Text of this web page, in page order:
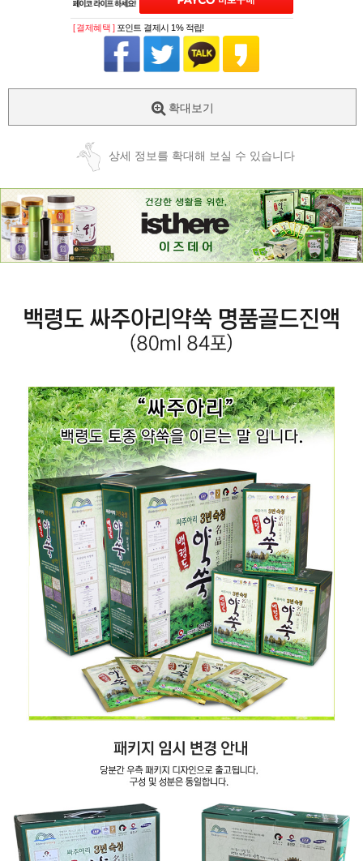
페이코 ID로
PAYCO 바로
[ 결제혜택 ] 포인트 결제시 1% 적립!
확대보기
상세 정보를 확대해 보실 수 있습니다